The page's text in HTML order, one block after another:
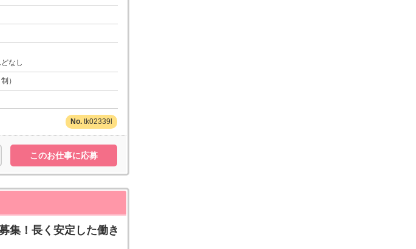
なし
）
tk02339l
このお仕事に応募
集！長く安定した働き